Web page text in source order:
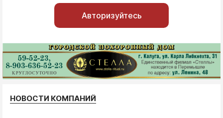
Авторизуйтесь
НОВОСТИ КОМПАНИЙ